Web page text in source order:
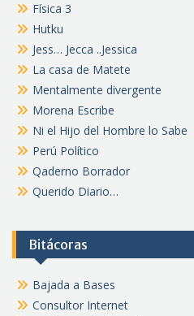
Física 3
Hutku
Jess… Jecca ..Jessica
La casa de Matete
Mentalmente divergente
Morena Escribe
Ni el Hijo del Hombre lo Sabe
Perú Político
Qaderno Borrador
Querido Diario…
Bitácoras
Bajada a Bases
Consultor Internet